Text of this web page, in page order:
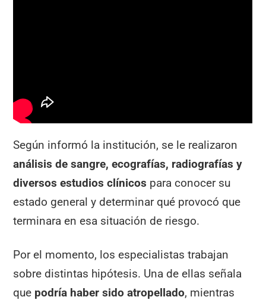
Según informó la institución, se le realizaron
análisis de sangre, ecografías, radiografías y
diversos estudios clínicos para conocer su
estado general y determinar qué provocó que
terminara en esa situación de riesgo.
Por el momento, los especialistas trabajan
sobre distintas hipótesis. Una de ellas señala
que podría haber sido atropellado, mientras